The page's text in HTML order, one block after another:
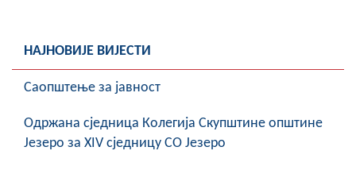
НАЈНОВИЈЕ ВИЈЕСТИ
Саопштење за јавност
Oдржана сједница Колегија Скупштине општине
Језеро за XIV сједницу СО Језеро